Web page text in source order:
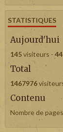
STATISTIQUES
Aujourd'hui
145visiteurs -
Total
1467976
Contenu
Nombre de